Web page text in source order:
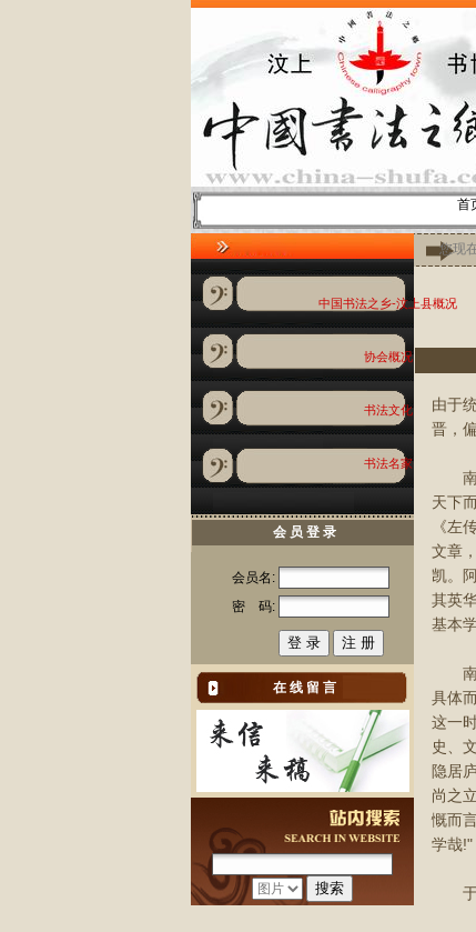
首
中国书法之乡-汶上县概况
协会概况
书法文化
书法名家
会 员 登 录
会员名:
密 码:
在 线 留 言
您现在
由于
晋，
南朝
天下
《左
文章
凯。
其英
基本
南朝
具体
这一
史、
隐居
尚之
慨而
学哉!"
于此